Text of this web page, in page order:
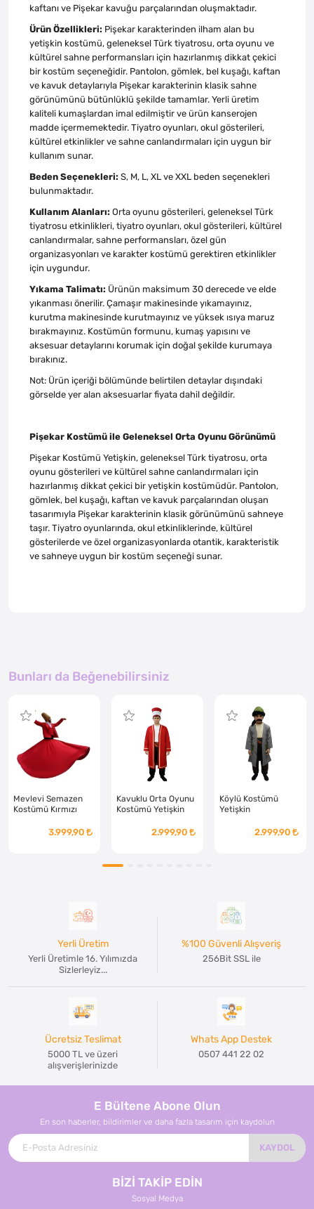
kaftanı ve Pişekar kavuğu parçalarından oluşmaktadır.
Ürün Özellikleri: Pişekar karakterinden ilham alan bu
yetişkin kostümü, geleneksel Türk tiyatrosu, orta oyunu ve
kültürel sahne performansları için hazırlanmış dikkat çekici
bir kostüm seçeneğidir. Pantolon, gömlek, bel kuşağı, kaftan
ve kavuk detaylarıyla Pişekar karakterinin klasik sahne
görünümünü bütünlüklü şekilde tamamlar. Yerli üretim
kaliteli kumaşlardan imal edilmiştir ve ürün kanserojen
madde içermemektedir. Tiyatro oyunları, okul gösterileri,
kültürel etkinlikler ve sahne canlandırmaları için uygun bir
kullanım sunar.
Beden Seçenekleri: S, M, L, XL ve XXL beden seçenekleri
bulunmaktadır.
Kullanım Alanları: Orta oyunu gösterileri, geleneksel Türk
tiyatrosu etkinlikleri, tiyatro oyunları, okul gösterileri, kültürel
canlandırmalar, sahne performansları, özel gün
organizasyonları ve karakter kostümü gerektiren etkinlikler
için uygundur.
Yıkama Talimatı: Ürünün maksimum 30 derecede ve elde
yıkanması önerilir. Çamaşır makinesinde yıkamayınız,
kurutma makinesinde kurutmayınız ve yüksek ısıya maruz
bırakmayınız. Kostümün formunu, kumaş yapısını ve
aksesuar detaylarını korumak için doğal şekilde kurumaya
bırakınız.
Not: Ürün içeriği bölümünde belirtilen detaylar dışındaki
görselde yer alan aksesuarlar fiyata dahil değildir.
Pişekar Kostümü ile Geleneksel Orta Oyunu Görünümü
Pişekar Kostümü Yetişkin, geleneksel Türk tiyatrosu, orta
oyunu gösterileri ve kültürel sahne canlandırmaları için
hazırlanmış dikkat çekici bir yetişkin kostümüdür. Pantolon,
gömlek, bel kuşağı, kaftan ve kavuk parçalarından oluşan
tasarımıyla Pişekar karakterinin klasik görünümünü sahneye
taşır. Tiyatro oyunlarında, okul etkinliklerinde, kültürel
gösterilerde ve özel organizasyonlarda otantik, karakteristik
ve sahneye uygun bir kostüm seçeneği sunar.
Bunları da Beğenebilirsiniz
Mevlevi Semazen
Kostümü Kırmızı
3.999,90
Kavuklu Orta Oyunu
Kostümü Yetişkin
2.999,90
Köylü Kostümü
Yetişkin
2.999,90
Yerli Üretim
Yerli Üretimle 16. Yılımızda
Sizlerleyiz...
%100 Güvenli Alışveriş
256Bit SSL ile
Ücretsiz Teslimat
5000 TL ve üzeri
alışverişlerinizde
Whats App Destek
0507 441 22 02
E Bültene Abone Olun
En son haberler, bildirimler ve daha fazla tasarım için kaydolun
KAYDOL
BİZİ TAKİP EDİN
Sosyal Medya